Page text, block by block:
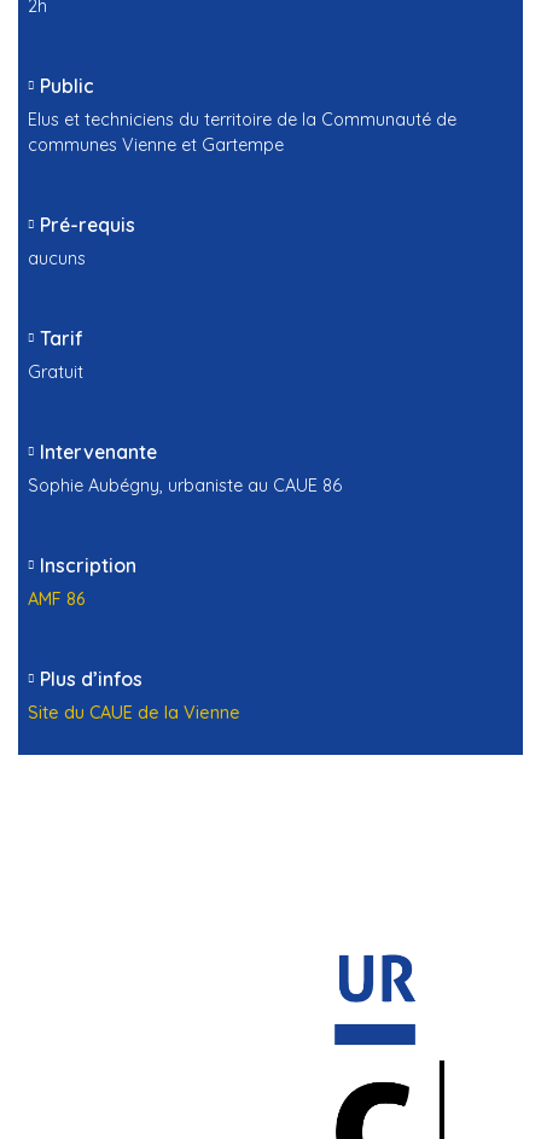
2h
Public
Elus et techniciens du territoire de la Communauté de
communes Vienne et Gartempe
Pré-requis
aucuns
Tarif
Gratuit
Intervenante
Sophie Aubégny, urbaniste au CAUE 86
Inscription
AMF 86
Plus d’infos
Site du CAUE de la Vienne